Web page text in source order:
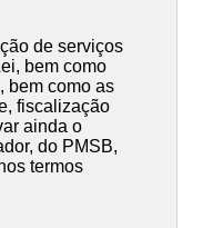
de serviços
bem como
bem como as
fiscalização
ainda o
do PMSB,
termos